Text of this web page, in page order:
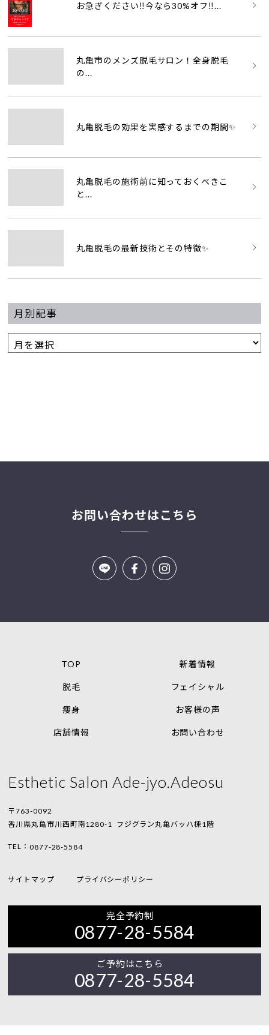
お急ぎください‼️今なら30%オフ‼...
丸亀市のメンズ脱毛サロン！全身脱毛
の...
丸亀脱毛の効果を実感するまでの期間✨
丸亀脱毛の施術前に知っておくべきこ
と...
丸亀脱毛の最新技術とその特徴✨
月別記事
お問い合わせはこちら
TOP 新着情報
脱毛 フェイシャル
痩身 お客様の声
店舗情報 お問い合わせ
Esthetic Salon Ade-jyo.Adeosu
〒763-0092
香川県丸亀市川西町南1280-1 フジグラン丸亀バッハ棟1階
TEL：0877-28-5584
サイトマップ プライバシーポリシー
完全予約制
0877-28-5584
ご予約はこちら
0877-28-5584